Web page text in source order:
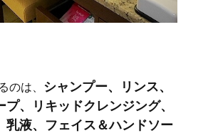
のは、
シャンプー、リンス、
プ、リキッドクレンジング、
乳液、フェイス＆ハンドソー